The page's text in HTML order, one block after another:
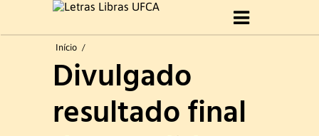
Sobre Curso
Histórico
Início /
Divulgado
resultado final